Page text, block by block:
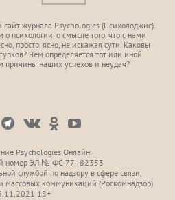
журнала Psychologies (Психoлоджиc).
психологии, о смысле того, что с нами
просто, ясно, не искажая сути. Каковы
Чем определяется тот или иной
причины наших успехов и неудач?
Psychologies Онлайн
номер ЭЛ № ФС 77 - 82353
службой по надзору в сфере связи,
массовых коммуникаций (Роскомнадзор)
18+